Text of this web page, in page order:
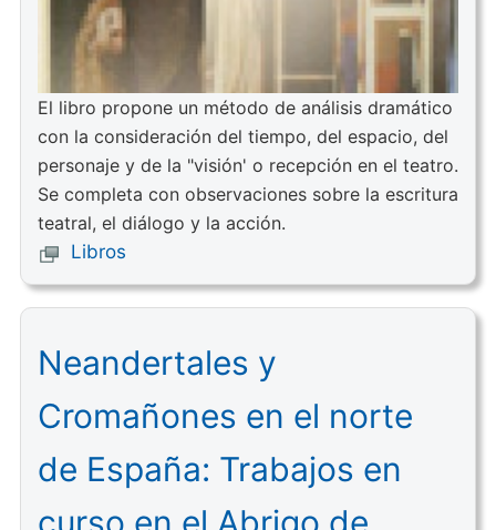
El libro propone un método de análisis dramático
con la consideración del tiempo, del espacio, del
personaje y de la "visión' o recepción en el teatro.
Se completa con observaciones sobre la escritura
teatral, el diálogo y la acción.
Libros
Neandertales y
Cromañones en el norte
de España: Trabajos en